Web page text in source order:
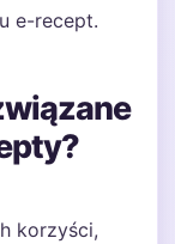
e-recept.
korzyści,